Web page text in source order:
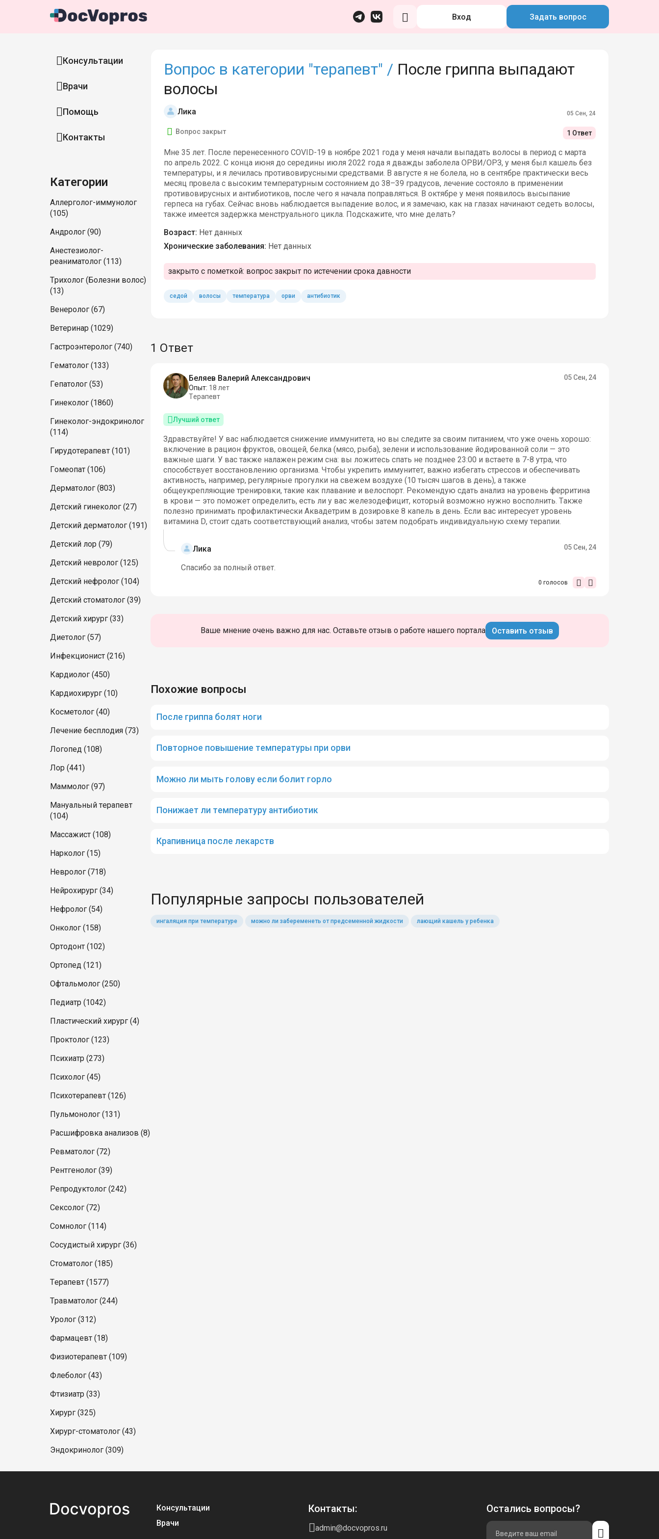
Вход Задать вопрос
Консультации
Врачи
Помощь
Контакты
Категории
Аллерголог-иммунолог
(105)
Андролог (90)
Анестезиолог-
реаниматолог (113)
Трихолог (Болезни волос)
(13)
Венеролог (67)
Ветеринар (1029)
Гастроэнтеролог (740)
Гематолог (133)
Гепатолог (53)
Гинеколог (1860)
Гинеколог-эндокринолог
(114)
Гирудотерапевт (101)
Гомеопат (106)
Дерматолог (803)
Детский гинеколог (27)
Детский дерматолог (191)
Детский лор (79)
Детский невролог (125)
Детский нефролог (104)
Детский стоматолог (39)
Детский хирург (33)
Диетолог (57)
Инфекционист (216)
Кардиолог (450)
Кардиохирург (10)
Косметолог (40)
Лечение бесплодия (73)
Логопед (108)
Лор (441)
Маммолог (97)
Мануальный терапевт
(104)
Массажист (108)
Нарколог (15)
Невролог (718)
Нейрохирург (34)
Нефролог (54)
Онколог (158)
Ортодонт (102)
Ортопед (121)
Офтальмолог (250)
Педиатр (1042)
Пластический хирург (4)
Проктолог (123)
Психиатр (273)
Психолог (45)
Психотерапевт (126)
Пульмонолог (131)
Расшифровка анализов (8)
Ревматолог (72)
Рентгенолог (39)
Репродуктолог (242)
Сексолог (72)
Сомнолог (114)
Сосудистый хирург (36)
Стоматолог (185)
Терапевт (1577)
Травматолог (244)
Уролог (312)
Фармацевт (18)
Физиотерапевт (109)
Флеболог (43)
Фтизиатр (33)
Хирург (325)
Хирург-стоматолог (43)
Эндокринолог (309)
Вопрос в категории "терапевт" / После гриппа выпадают
волосы
Лика 05 Сен, 24
Вопрос закрыт 1 Ответ
Мне 35 лет. После перенесенного COVID-19 в ноябре 2021 года у меня начали выпадать волосы в период с марта
по апрель 2022. С конца июня до середины июля 2022 года я дважды заболела ОРВИ/ОРЗ, у меня был кашель без
температуры, и я лечилась противовирусными средствами. В августе я не болела, но в сентябре практически весь
месяц провела с высоким температурным состоянием до 38–39 градусов, лечение состояло в применении
противовирусных и антибиотиков, после чего я начала поправляться. В октябре у меня появилось высыпание
герпеса на губах. Сейчас вновь наблюдается выпадение волос, и я замечаю, как на глазах начинают седеть волосы,
также имеется задержка менструального цикла. Подскажите, что мне делать?
Возраст: Нет данных
Хронические заболевания: Нет данных
закрыто с пометкой: вопрос закрыт по истечении срока давности
седой волосы температура орви антибиотик
1 Ответ
Беляев Валерий Александрович
Опыт: 18 лет
Терапевт
05 Сен, 24
Лучший ответ
Здравствуйте! У вас наблюдается снижение иммунитета, но вы следите за своим питанием, что уже очень хорошо:
включение в рацион фруктов, овощей, белка (мясо, рыба), зелени и использование йодированной соли — это
важные шаги. У вас также налажен режим сна: вы ложитесь спать не позднее 23:00 и встаете в 7-8 утра, что
способствует восстановлению организма. Чтобы укрепить иммунитет, важно избегать стрессов и обеспечивать
активность, например, регулярные прогулки на свежем воздухе (10 тысяч шагов в день), а также
общеукрепляющие тренировки, такие как плавание и велоспорт. Рекомендую сдать анализ на уровень ферритина
в крови — это поможет определить, есть ли у вас железодефицит, который возможно нужно восполнить. Также
полезно принимать профилактически Аквадетрим в дозировке 8 капель в день. Если вас интересует уровень
витамина D, стоит сдать соответствующий анализ, чтобы затем подобрать индивидуальную схему терапии.
Лика 05 Сен, 24
Спасибо за полный ответ.
0 голосов
Ваше мнение очень важно для нас. Оставьте отзыв о работе нашего портала Оставить отзыв
Похожие вопросы
После гриппа болят ноги
Повторное повышение температуры при орви
Можно ли мыть голову если болит горло
Понижает ли температуру антибиотик
Крапивница после лекарств
Популярные запросы пользователей
ингаляция при температуре можно ли забеременеть от предсеменной жидкости лающий кашель у ребенка
Консультации
Врачи
Контакты:
admin@docvopros.ru
Остались вопросы?